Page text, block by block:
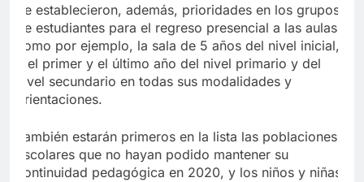
Se establecieron, además, prioridades en los grupos
de estudiantes para el regreso presencial a las aulas,
como por ejemplo, la sala de 5 años del nivel inicial,
y el primer y el último año del nivel primario y del
nivel secundario en todas sus modalidades y
orientaciones.
También estarán primeros en la lista las poblaciones
escolares que no hayan podido mantener su
continuidad pedagógica en 2020, y los niños y niñas